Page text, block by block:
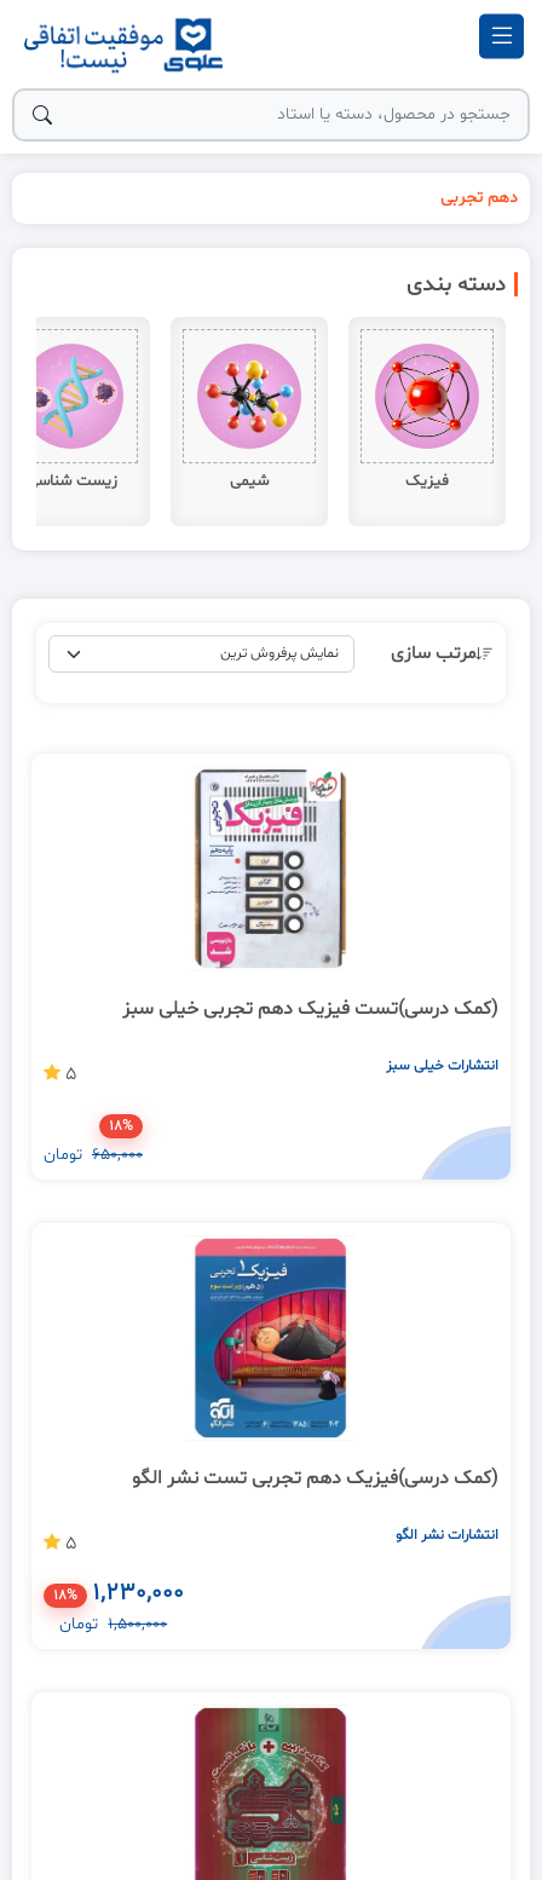
دهم تجربی
دسته بندی
فیزیک شیمی زیست شناسی
مرتب سازی
(کمک درسی)تست فیزیک دهم تجربی خیلی سبز
انتشارات خیلی سبز 5
18%
650,000 تومان
(کمک درسی)فیزیک دهم تجربی تست نشر الگو
انتشارات نشر الگو 5
1,230,000
18%
1,500,000 تومان